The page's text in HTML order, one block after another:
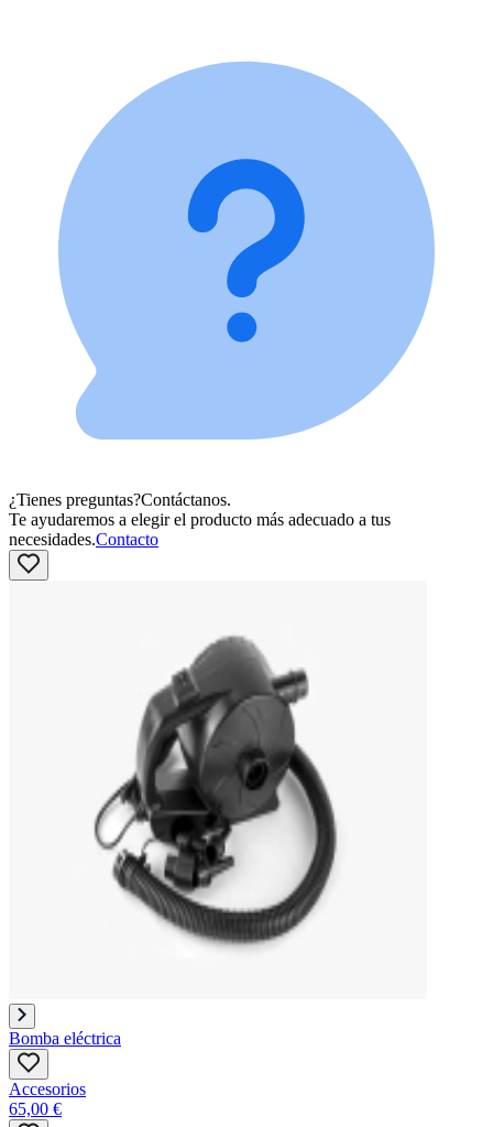
¿Tienes preguntas?Contáctanos.
Te ayudaremos a elegir el producto más adecuado a tus
necesidades.Contacto
Bomba eléctrica
Accesorios
65,00 €